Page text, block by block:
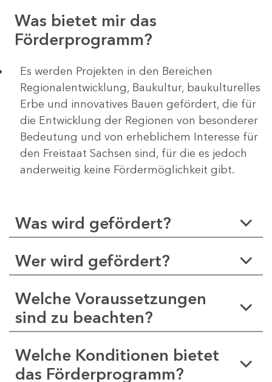
Was bietet mir das
Förderprogramm?
Es werden Projekten in den Bereichen
Regionalentwicklung, Baukultur, baukulturelles
Erbe und innovatives Bauen gefördert, die für
die Entwicklung der Regionen von besonderer
Bedeutung und von erheblichem Interesse für
den Freistaat Sachsen sind, für die es jedoch
anderweitig keine Fördermöglichkeit gibt.
Was wird gefördert?
Wer wird gefördert?
Welche Voraussetzungen
sind zu beachten?
Welche Konditionen bietet
das Förderprogramm?